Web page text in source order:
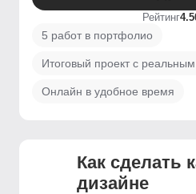
Рейтинг
5 работ в портфолио
Итоговый проект с реальным
Онлайн в удобное время
Как сделать
дизайне